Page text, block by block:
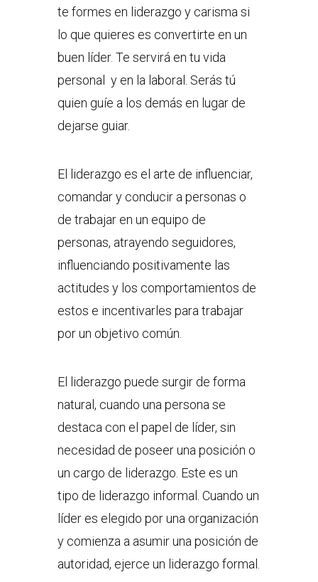
te formes en liderazgo y carisma si
lo que quieres es convertirte en un
buen líder. Te servirá en tu vida
personal y en la laboral. Serás tú
quien guíe a los demás en lugar de
dejarse guiar.
El liderazgo es el arte de influenciar,
comandar y conducir a personas o
de trabajar en un equipo de
personas, atrayendo seguidores,
influenciando positivamente las
actitudes y los comportamientos de
estos e incentivarles para trabajar
por un objetivo común.
El liderazgo puede surgir de forma
natural, cuando una persona se
destaca con el papel de líder, sin
necesidad de poseer una posición o
un cargo de liderazgo. Este es un
tipo de liderazgo informal. Cuando un
líder es elegido por una organización
y comienza a asumir una posición de
autoridad, ejerce un liderazgo formal.